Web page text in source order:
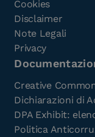
Cookies
Disclaimer
Note Legali
Privacy
Creative
Dichiarazioni di
DPA Exhibit:
Politica